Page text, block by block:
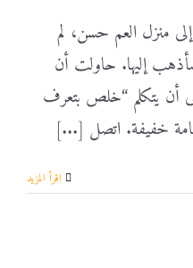
منزل العم حسن، لم
إليها. حاولت أن
أن يتكلم “خلص بتعرف
خفيفة. اتصل [...]